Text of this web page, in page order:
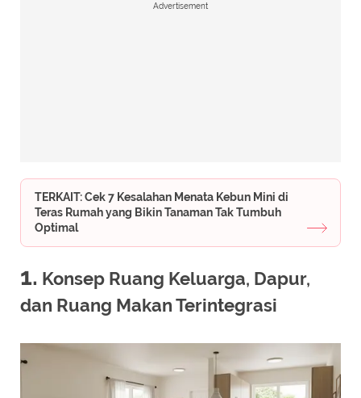
Advertisement
TERKAIT: Cek 7 Kesalahan Menata Kebun Mini di
Teras Rumah yang Bikin Tanaman Tak Tumbuh
Optimal
1. Konsep Ruang Keluarga, Dapur,
dan Ruang Makan Terintegrasi